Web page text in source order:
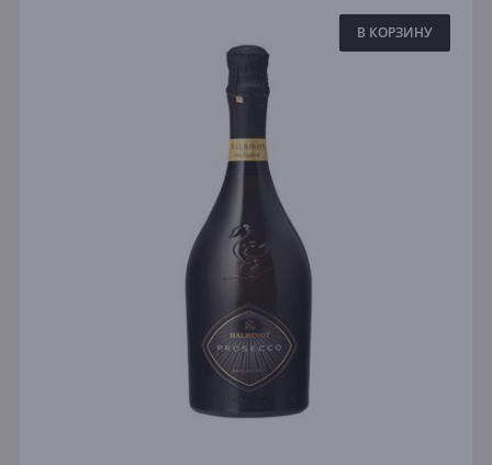
В КОРЗИНУ